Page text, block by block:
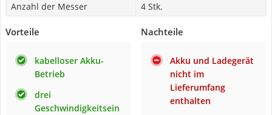
Anzahl der Messer
4 Stk.
Vorteile
kabelloser Akku-
Betrieb
drei
Geschwindigkeitsein
Nachteile
Akku und Ladegerät
nicht im
Lieferumfang
enthalten